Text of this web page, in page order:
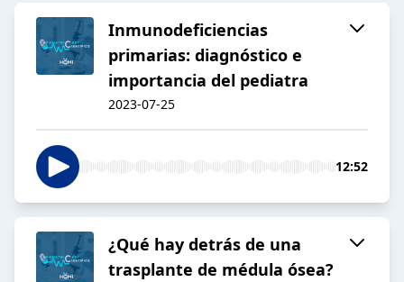
Inmunodeficiencias
primarias: diagnóstico e
importancia del pediatra
2023-07-25
12:52
¿Qué hay detrás de una
trasplante de médula ósea?